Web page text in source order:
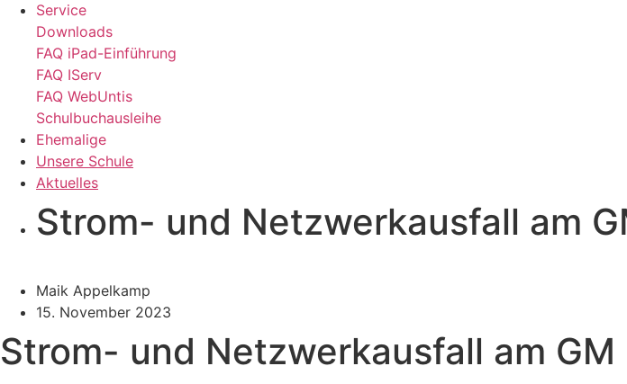
Service
Downloads
FAQ iPad-Einführung
FAQ IServ
FAQ WebUntis
Schulbuchausleihe
Ehemalige
Unsere Schule
Aktuelles
Strom- und Netzwerkausfall am
Maik Appelkamp
15. November 2023
Strom- und Netzwerkausfall am GM